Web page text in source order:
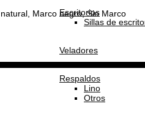
Escritorios
Sillas de
Veladores
Respaldos
Lino
Otros
Marco negro, Sin Marco